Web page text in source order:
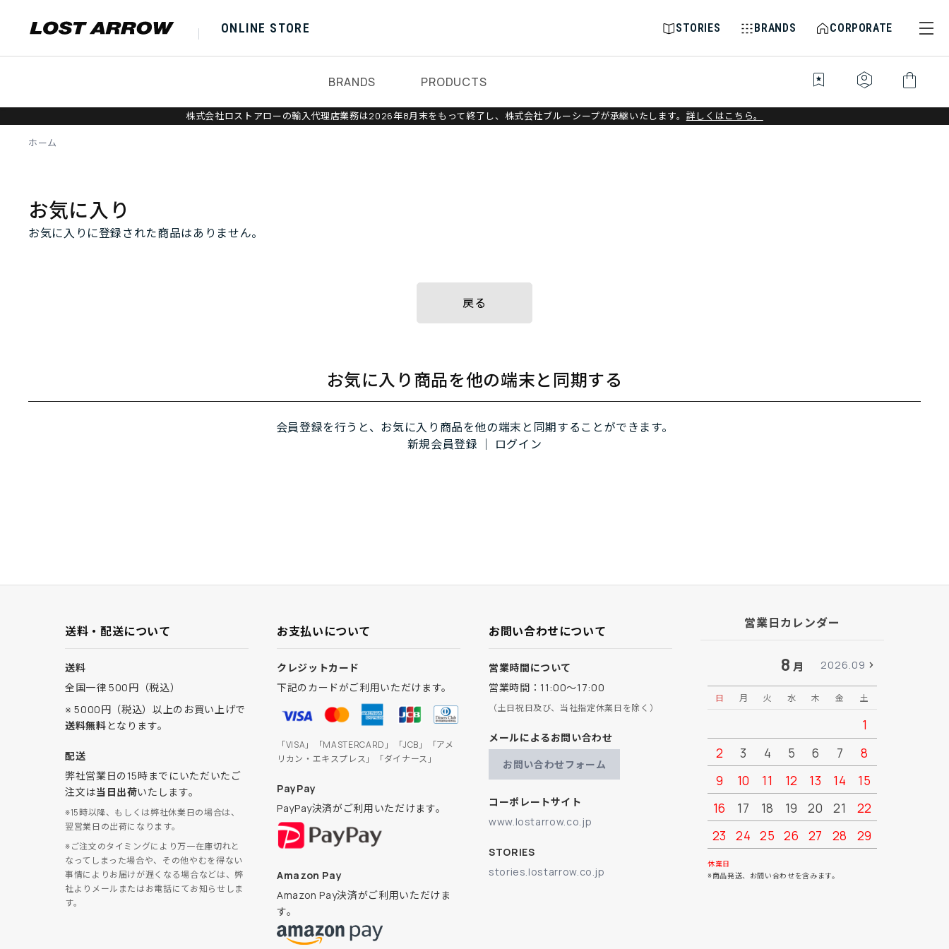
ONLINE STORE STORIES BRANDS CORPORATE
BRANDS PRODUCTS bookmark_star identity_platform shopping_bag
株式会社ロストアローの輸入代理店業務は2026年8月末をもって終了し、株式会社ブルーシープが承継いたします。 詳しくはこちら。
ホーム
お気に入り
お気に入りに登録された商品はありません。
戻る
お気に入り商品を他の端末と同期する
会員登録を行うと、お気に入り商品を他の端末と同期することができます。
新規会員登録
ログイン
送料・配送について
送料
全国一律 500円（税込）
※ 5000円（税込）以上のお買い上げで
送料無料となります。
配送
弊社営業日の15時までにいただいたご
注文は当日出荷いたします。
※15時以降、もしくは弊社休業日の場合は、
翌営業日の出荷になります。
※ご注文のタイミングにより万一在庫切れと
なってしまった場合や、その他やむを得ない
事情によりお届けが遅くなる場合などは、弊
社よりメールまたはお電話にてお知らせしま
す。
お支払いについて
クレジットカード
下記のカードがご利用いただけます。
「VISA」「MASTERCARD」「JCB」「アメ
リカン・エキスプレス」「ダイナース」
PayPay
PayPay決済がご利用いただけます。
Amazon Pay
Amazon Pay決済がご利用いただけま
す。
お問い合わせについて
営業時間について
営業時間：11:00～17:00
（土日祝日及び、当社指定休業日を除く）
メールによるお問い合わせ
お問い合わせフォーム
コーポレートサイト
www.lostarrow.co.jp
STORIES
stories.lostarrow.co.jp
営業日カレンダー
8 月 2026.09
日 月 火 水 木 金 土
1
2
3 4 5 6 7
8
9
10 11 12 13 14
15
16
17 18 19 20 21
22
23
24 25 26 27 28
29
30
休業日
※商品発送、お問い合わせを含みます。